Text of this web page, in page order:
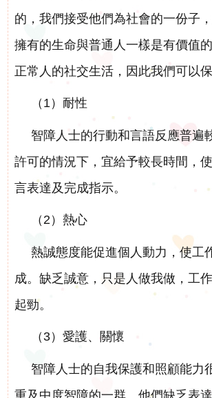
的，我們接受他們為社會的一份子
擁有的生命與普通人一樣是有價值
正常人的社交生活，因此我們可以保
（1）耐性
智障人士的行動和言語反應普遍
許可的情況下，宜給予較長時間，
言表達及完成指示。
（2）熱心
熱誠態度能促進個人動力，使工
成。缺乏誠意，只是人做我做，工
起勁。
（3）愛護、關懷
智障人士的自我保護和照顧能力
重及中度智障的一群。他們缺乏表